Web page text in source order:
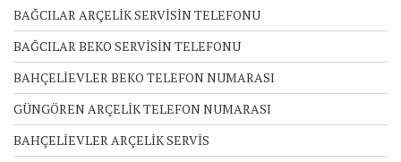
BAĞCILAR ARÇELİK SERVİSİN TELEFONU
BAĞCILAR BEKO SERVİSİN TELEFONU
BAHÇELİEVLER BEKO TELEFON NUMARASI
GÜNGÖREN ARÇELİK TELEFON NUMARASI
BAHÇELİEVLER ARÇELİK SERVİS